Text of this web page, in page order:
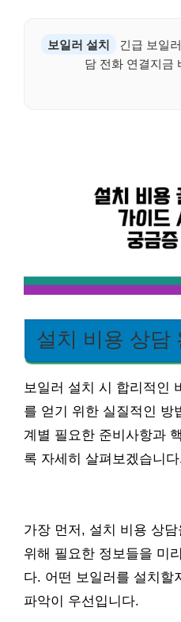
보일러 설치
긴급 보일
담 전화 연결지금
설치 비용 상담
보일러 설치 시 합리적인
를 얻기 위한 실질적인 방
계별 필요한 준비사항과
록 자세히 살펴보겠습니
가장 먼저, 설치 비용 상
위해 필요한 정보들을 미
다. 어떤 보일러를 설치할
파악이 우선입니다.